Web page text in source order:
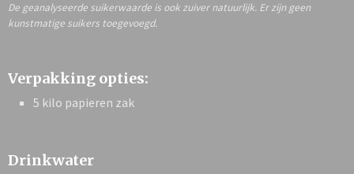
De geanalyseerde suikerwaarde is ook zuiver natuurlijk. Er zijn geen
kunstmatige suikers toegevoegd.
Verpakking opties:
5 kilo papieren zak
Drinkwater